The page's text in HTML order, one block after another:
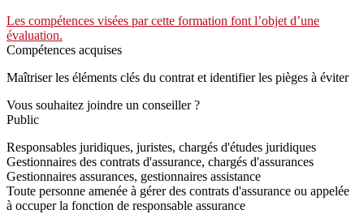
Les compétences visées par cette formation font l’objet d’une
évaluation.
Compétences acquises
Maîtriser les éléments clés du contrat et identifier les pièges à éviter
Vous souhaitez joindre un conseiller ?
Public
Responsables juridiques, juristes, chargés d'études juridiques
Gestionnaires des contrats d'assurance, chargés d'assurances
Gestionnaires assurances, gestionnaires assistance
Toute personne amenée à gérer des contrats d'assurance ou appelée
à occuper la fonction de responsable assurance